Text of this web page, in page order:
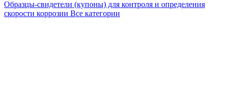
Образцы-свидетели (купоны) для контроля и определения
скорости коррозии Все категории